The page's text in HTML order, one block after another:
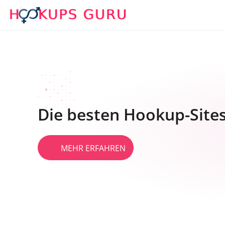
Die besten Hookup-
MEHR ERFAHREN